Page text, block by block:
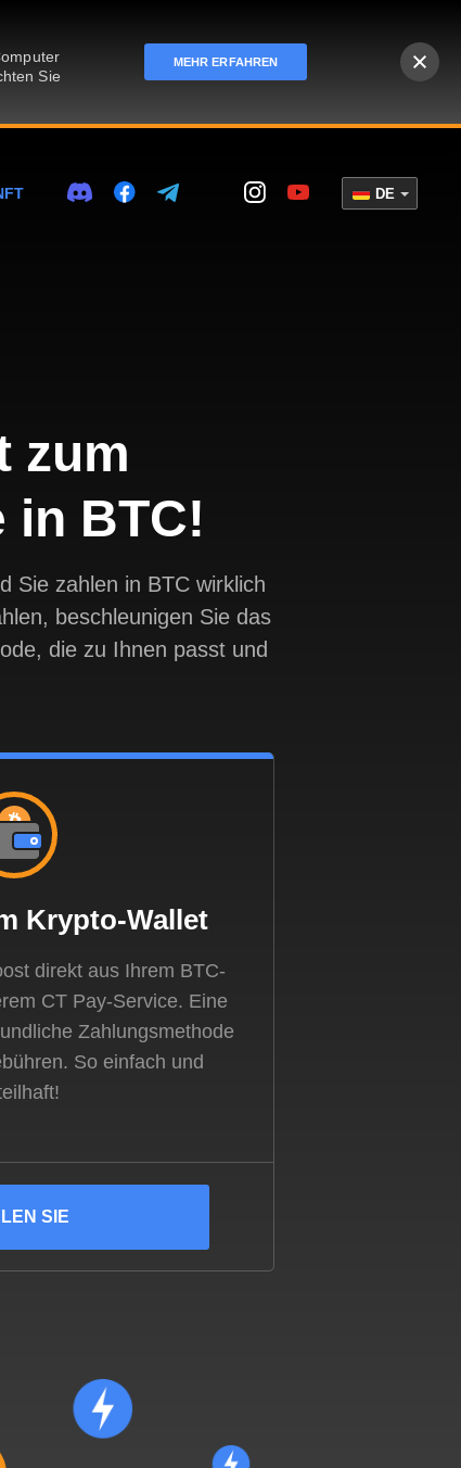
Sie
MEHR ERFAHREN
DE
zum
in BTC!
Sie zahlen in BTC wirklich
beschleunigen Sie das
die zu Ihnen passt und
Krypto-Wallet
direkt aus Ihrem BTC-
CT Pay-Service. Eine
Zahlungsmethode
So einfach und
SIE